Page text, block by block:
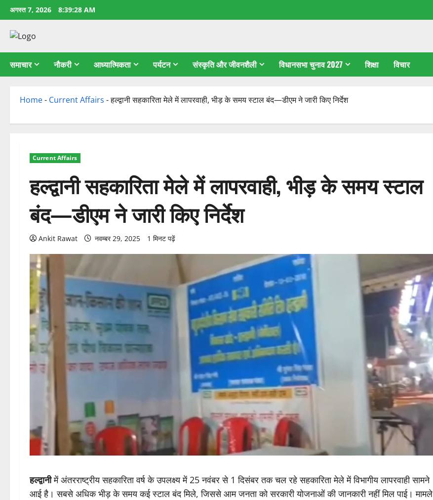
छोड़कर
सामग्री
अगस्त 7, 2026 8:39:29 AM
समाचार नौकरी आध्यात्मिकता पर्यटन संस्कृति और जीवनशैली विधानसभा चुनाव 2027 शिक्षा विचार
Home- Current Affairs -हल्द्वानी सहकारिता मेले में लापरवाही, भीड़ के समय स्टाल बंद—डीएम ने जारी किए निर्देश
Current Affairs
हल्द्वानी सहकारिता मेले में लापरवाही, भीड़ के समय स्टाल
बंद—डीएम ने जारी किए निर्देश
Ankit Rawat नवम्बर 29, 2025 1 मिनट पढ़ें
हल्द्वानीमें अंतरराष्ट्रीय सहकारिता वर्ष के उपलक्ष्य में 25 नवंबर से 1 दिसंबर तक चल रहे सहकारिता मेले में विभागीय लापरवाही सामने
आई है। सबसे अधिक भीड़ के समय कई स्टाल बंद मिले, जिससे आम जनता को सरकारी योजनाओं की जानकारी नहीं मिल पाई। मामले